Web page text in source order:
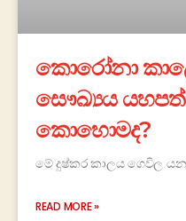
කොරෝනා
සෞඛ්‍යය
කොහොමද?
මේ දුෂ්කර කාලය ගෙවිල
READ MORE »